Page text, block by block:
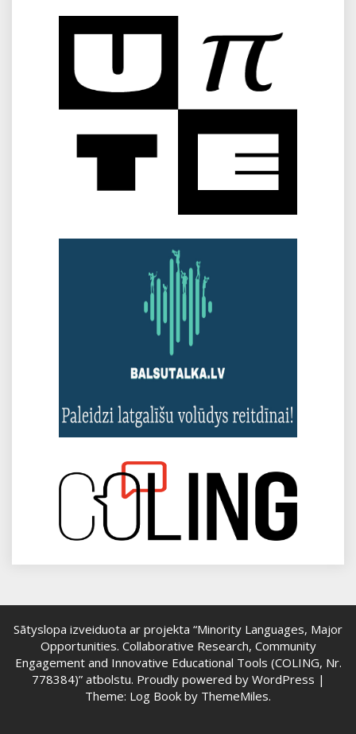
Sātyslopa izveiduota ar projekta “Minority Languages, Major
Opportunities. Collaborative Research, Community
Engagement and Innovative Educational Tools (COLING, Nr.
778384)” atbolstu. Proudly powered by WordPress |
Theme: Log Book by ThemeMiles.